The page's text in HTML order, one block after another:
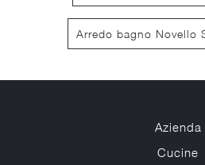
Arredo bagno Novello
Azienda
Cucine